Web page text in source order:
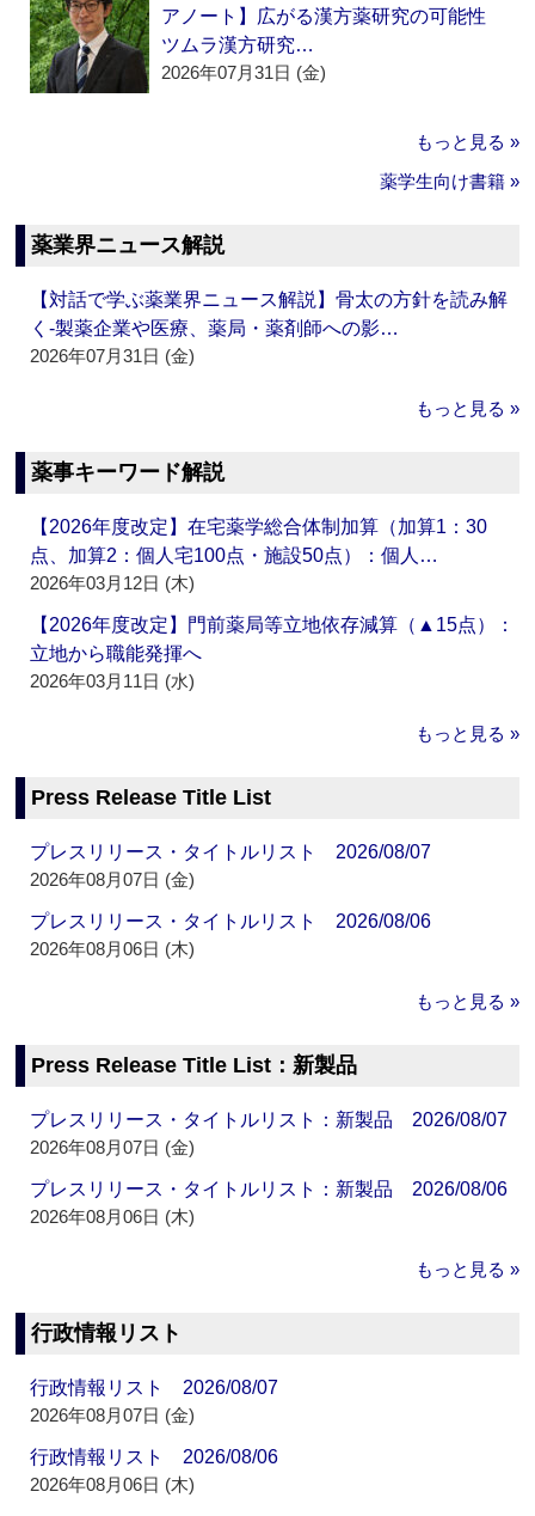
アノート】広がる漢方薬研究の可能性
ツムラ漢方研究…
2026年07月31日 (金)
もっと見る »
薬学生向け書籍 »
薬業界ニュース解説
【対話で学ぶ薬業界ニュース解説】骨太の方針を読み解
く‐製薬企業や医療、薬局・薬剤師への影…
2026年07月31日 (金)
もっと見る »
薬事キーワード解説
【2026年度改定】在宅薬学総合体制加算（加算1：30
点、加算2：個人宅100点・施設50点）：個人…
2026年03月12日 (木)
【2026年度改定】門前薬局等立地依存減算（▲15点）：
立地から職能発揮へ
2026年03月11日 (水)
もっと見る »
Press Release Title List
プレスリリース・タイトルリスト 2026/08/07
2026年08月07日 (金)
プレスリリース・タイトルリスト 2026/08/06
2026年08月06日 (木)
もっと見る »
Press Release Title List：新製品
プレスリリース・タイトルリスト：新製品 2026/08/07
2026年08月07日 (金)
プレスリリース・タイトルリスト：新製品 2026/08/06
2026年08月06日 (木)
もっと見る »
行政情報リスト
行政情報リスト 2026/08/07
2026年08月07日 (金)
行政情報リスト 2026/08/06
2026年08月06日 (木)